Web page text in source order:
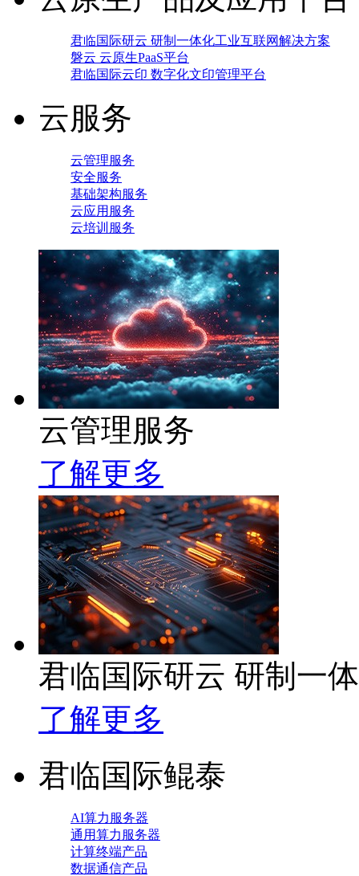
君临国际研云 研制一体化工业互联网解决方案
磐云 云原生PaaS平台
君临国际云印 数字化文印管理平台
云服务
云管理服务
安全服务
基础架构服务
云应用服务
云培训服务
云管理服务
了解更多
君临国际研云 研制一
了解更多
君临国际鲲泰
AI算力服务器
通用算力服务器
计算终端产品
数据通信产品